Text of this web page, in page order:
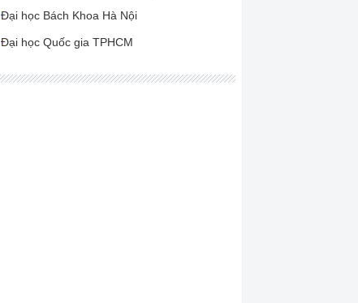
Đại học Bách Khoa Hà Nội
Đại học Quốc gia TPHCM